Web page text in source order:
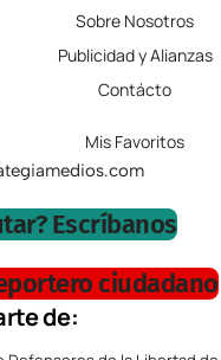
Sobre Nosotros
Publicidad y Alianzas
Contácto
Mis Favoritos
Escríbanos
ciudadano
de: